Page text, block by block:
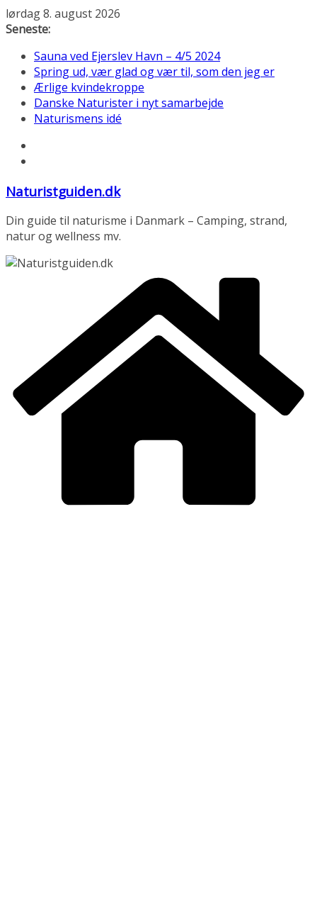
Skip
to
lørdag 8. august 2026
Seneste:
Sauna ved Ejerslev Havn – 4/5 2024
Spring ud, vær glad og vær til, som den jeg er
Ærlige kvindekroppe
Danske Naturister i nyt samarbejde
Naturismens idé
Naturistguiden.dk
Din guide til naturisme i Danmark – Camping, strand,
natur og wellness mv.